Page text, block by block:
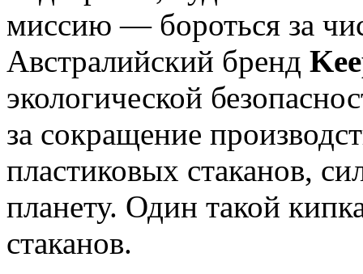
миссию — бороться за
Австралийский бренд
экологической
за сокращение
пластиковых стаканов,
планету. Один такой
стаканов.